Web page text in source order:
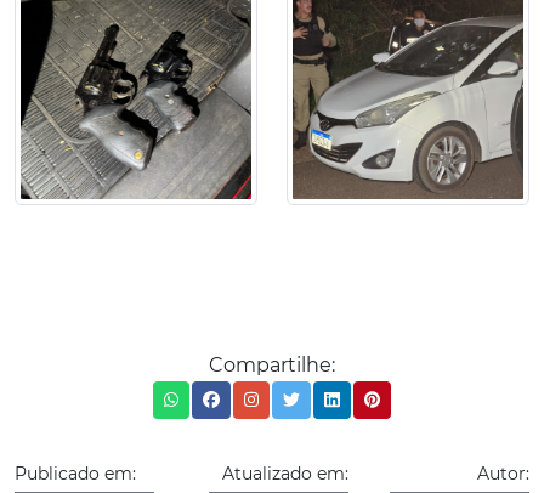
Compartilhe:
Publicado em: Atualizado em: Autor: